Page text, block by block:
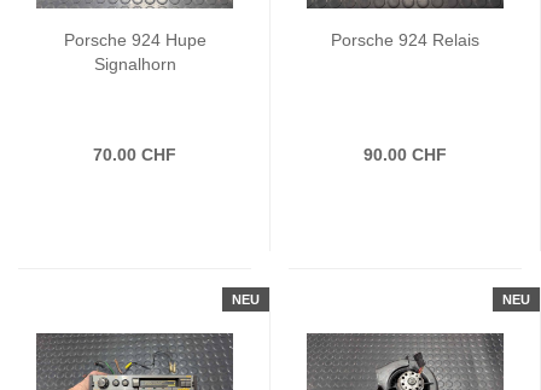
Porsche 924 Hupe
Signalhorn
70.00 CHF
Porsche 924 Relais
90.00 CHF
NEU NEU